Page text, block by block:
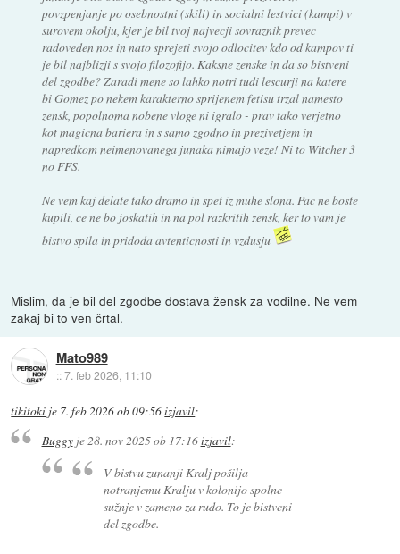
povzpenjanje po osebnostni (skili) in socialni lestvici (kampi) v
surovem okolju, kjer je bil tvoj najvecji sovraznik prevec
radoveden nos in nato sprejeti svojo odlocitev kdo od kampov ti
je bil najblizji s svojo filozofijo. Kaksne zenske in da so bistveni
del zgodbe? Zaradi mene so lahko notri tudi lescurji na katere
bi Gomez po nekem karakterno sprijenem fetisu trzal namesto
zensk, popolnoma nobene vloge ni igralo - prav tako verjetno
kot magicna bariera in s samo zgodno in prezivetjem in
napredkom neimenovanega junaka nimajo veze! Ni to Witcher 3
no FFS.
Ne vem kaj delate tako dramo in spet iz muhe slona. Pac ne boste
kupili, ce ne bo joskatih in na pol razkritih zensk, ker to vam je
bistvo spila in pridoda avtenticnosti in vzdusju
Mislim, da je bil del zgodbe dostava žensk za vodilne. Ne vem
zakaj bi to ven črtal.
Mato989
::7. feb 2026, 11:10
tikitoki je 7. feb 2026 ob 09:56izjavil:
Buggyje28. nov 2025 ob 17:16izjavil:
V bistvu zunanji Kralj pošilja
notranjemu Kralju v kolonijo spolne
sužnje v zameno za rudo. To je bistveni
del zgodbe.